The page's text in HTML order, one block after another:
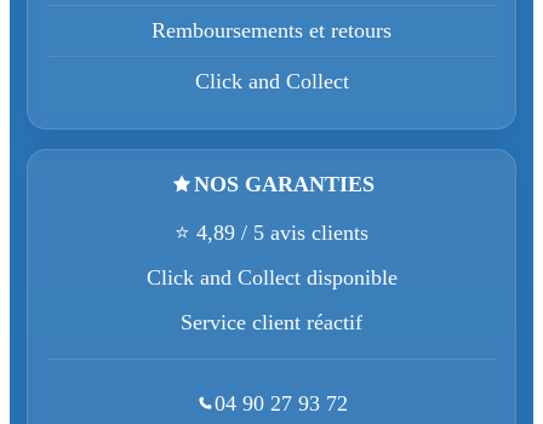
Remboursements et retours
Click and Collect
NOS GARANTIES
⭐ 4,89 / 5 avis clients
Click and Collect disponible
Service client réactif
04 90 27 93 72